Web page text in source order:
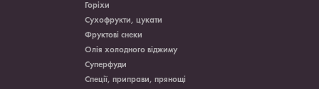
Горіхи
Сухофрукти, цукати
Фруктові снеки
Олія холодного віджиму
Суперфуди
Спеції, приправи, прянощі